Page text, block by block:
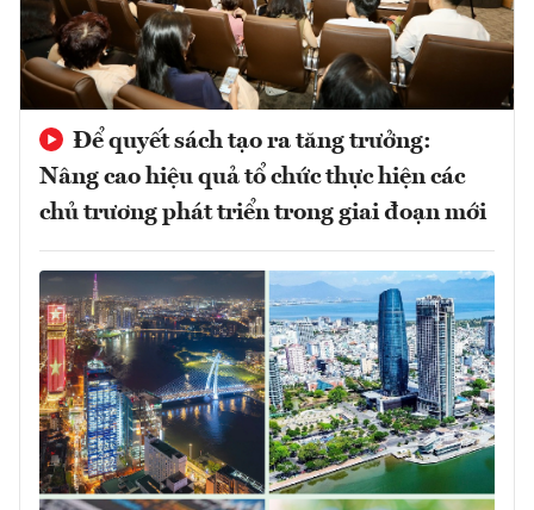
Để quyết sách tạo ra tăng trưởng:
Nâng cao hiệu quả tổ chức thực hiện các
chủ trương phát triển trong giai đoạn mới